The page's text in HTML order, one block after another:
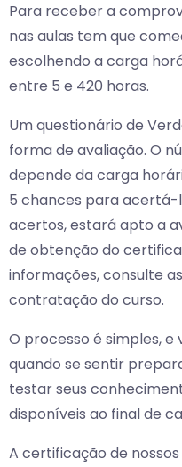
Para receber a
nas aulas tem que
escolhendo a carga
entre 5 e 420 horas.
Um questionário de
forma de avaliação. O
depende da carga
5 chances para acertá-
acertos, estará apto a
de obtenção do
informações, consulte
contratação do curso.
O processo é simples, e
quando se sentir
testar seus
disponíveis ao final de
A certificação de nossos